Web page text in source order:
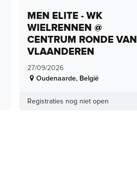
MEN ELITE - WK
WIELRENNEN @
CENTRUM RONDE VAN
VLAANDEREN
27/09/2026
Oudenaarde, België
Registraties nog niet open